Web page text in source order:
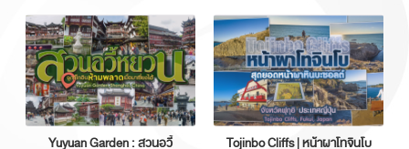
Yuyuan Garden : สวนอวี้
Tojinbo Cliffs | หน้าผาโทจินโบ